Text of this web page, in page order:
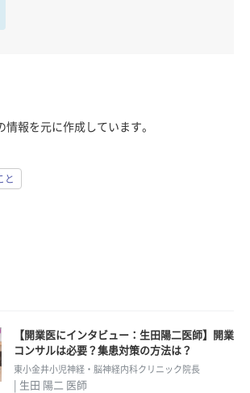
情報を元に作成しています。
と
【開業医にインタビュー：生田陽二医師】開業
コンサルは必要？集患対策の方法は？
東小金井小児神経・脳神経内科クリニック院長
| 生田 陽二 医師